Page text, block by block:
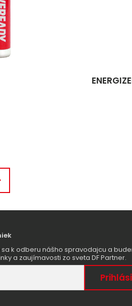
k odberu nášho spravodajcu a
a zaujímavosti zo sveta DF Partner.